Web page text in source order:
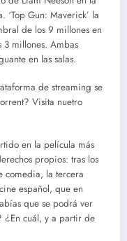
Gun: Maverick’ la
de los 9 millones en
3 millones. Ambas
en las salas.
de streaming se
Visita nuetro
en la película más
propios: tras los
comedia, la tercera
español, que en
que se podrá ver
¿En cuál, y a partir de